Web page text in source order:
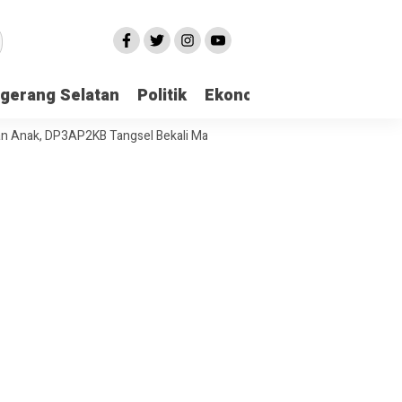
Selatan Politik Ekonomi
Tangsel Bekali Masyarakat Manajemen Stres dan